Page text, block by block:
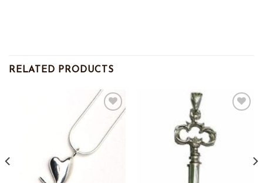
RELATED PRODUCTS
Add to
Wishlist